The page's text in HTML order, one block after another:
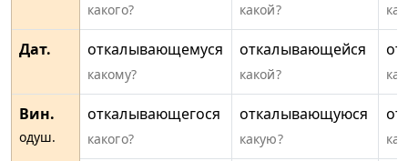
какого? какой?
Дат. откалывающемуся
какому?
откалывающейся
какой?
Вин.
одуш.
откалывающегося
какого?
откалывающуюся
какую?